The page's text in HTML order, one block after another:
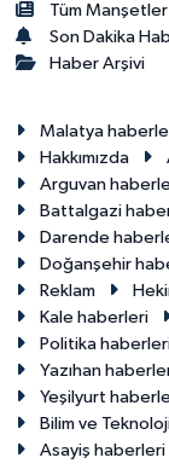
Tüm Manşetler
Son Dakika
Haber Arşivi
Malatya
Hakkımızda
Arguvan
Battalgazi
Darende
Doğanşehir
Reklam
Kale haberleri
Politika
Yazıhan
Yeşilyurt
Bilim ve
Asayiş haberleri